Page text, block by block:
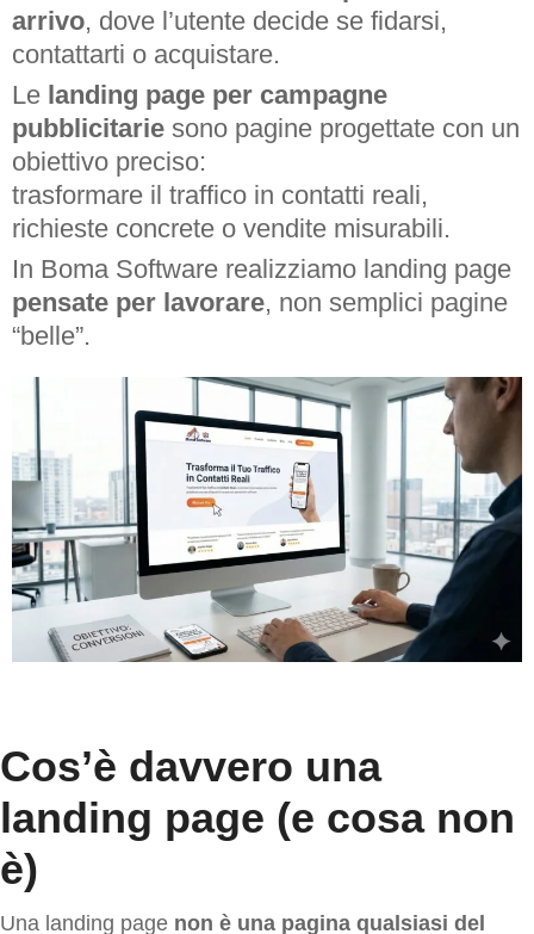
arrivo, dove l’utente decide se fidarsi,
contattarti o acquistare.
Le landing page per campagne
pubblicitarie sono pagine progettate con un
obiettivo preciso:
trasformare il traffico in contatti reali,
richieste concrete o vendite misurabili.
In Boma Software realizziamo landing page
pensate per lavorare, non semplici pagine
“belle”.
Cos’è davvero una
landing page (e cosa non
è)
Una landing page non è una pagina qualsiasi del